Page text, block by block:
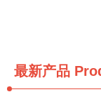
最新产品